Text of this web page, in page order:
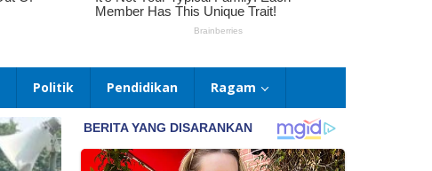
Politik Pendidikan Ragam